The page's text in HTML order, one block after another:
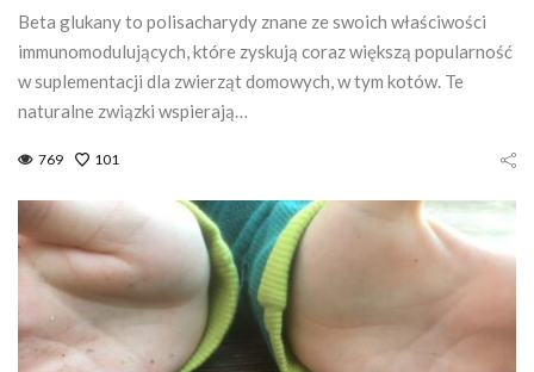
Beta glukany to polisacharydy znane ze swoich właściwości
immunomodulujących, które zyskują coraz większą popularność
w suplementacji dla zwierząt domowych, w tym kotów. Te
naturalne związki wspierają…
769 101